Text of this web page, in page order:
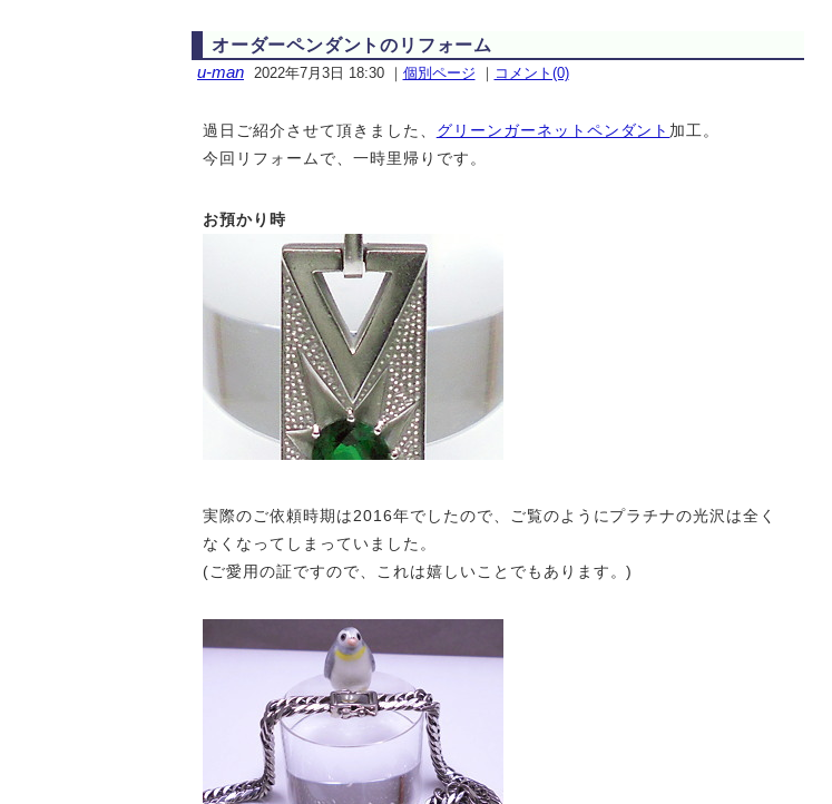
オーダーペンダントのリフォーム
u-man 2022年7月3日 18:30｜ 個別ページ ｜ コメント(0)
過日ご紹介させて頂きました、 グリーンガーネットペンダント 加工。
今回リフォームで、一時里帰りです。
お預かり時
実際のご依頼時期は2016年でしたので、ご覧のようにプラチナの光沢は全く
なくなってしまっていました。
(ご愛用の証ですので、これは嬉しいことでもあります。)